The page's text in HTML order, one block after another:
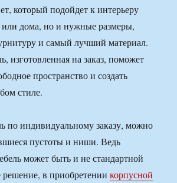
который подойдет к интерьеру
дома, но и нужные размеры,
и самый лучший материал.
изготовленная на заказ, поможет
пространство и создать
стиле.
по индивидуальному заказу, можно
пустоты и ниши. Ведь
может быть и не стандартной
решение, в приобретениикорпусной